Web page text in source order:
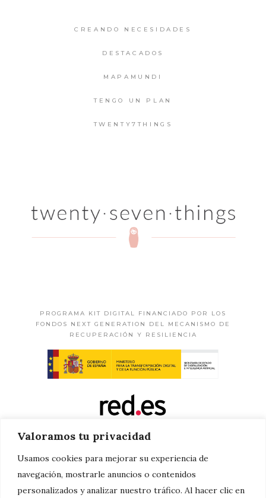
Valoramos tu privacidad
Usamos cookies para mejorar su experiencia de
navegación, mostrarle anuncios o contenidos
personalizados y analizar nuestro tráfico. Al hacer clic en
CREANDO NECESIDADES
DESTACADOS
MAPAMUNDI
TENGO UN PLAN
TWENTY7THINGS
PROGRAMA KIT DIGITAL FINANCIADO POR LOS
FONDOS NEXT GENERATION DEL MECANISMO DE
RECUPERACIÓN Y RESILIENCIA